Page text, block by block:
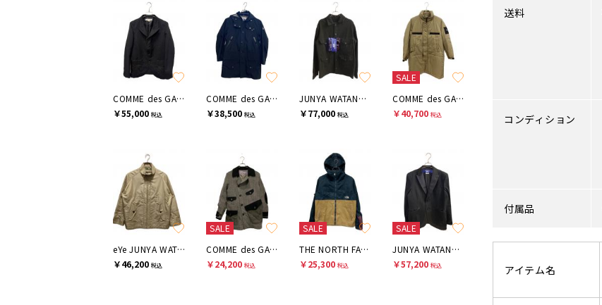
COMME des GARCONS SHIRT
￥55,000 税込
COMME des GARCONS JUNYA WATANABE MAN
￥38,500 税込
JUNYA WATANABE MAN
￥77,000 税込
SALE
COMME des GARCONS
￥40,700 税込
eYe JUNYA WATANABE MAN
￥46,200 税込
SALE
COMME des GARCONS JUNYA WATANABE MAN
￥24,200 税込
SALE
THE NORTH FACE
￥25,300 税込
SALE
JUNYA WATANABE MAN
￥57,200 税込
送料
コンディション
付属品
アイテム名